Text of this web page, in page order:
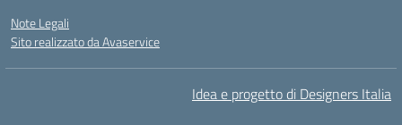
Note Legali
Sito realizzato da Avaservice
Idea e progetto di Designers Italia